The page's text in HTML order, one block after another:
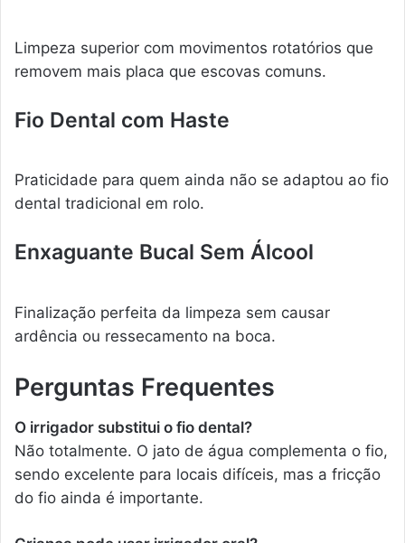
Limpeza superior com movimentos rotatórios que
removem mais placa que escovas comuns.
Fio Dental com Haste
Praticidade para quem ainda não se adaptou ao fio
dental tradicional em rolo.
Enxaguante Bucal Sem Álcool
Finalização perfeita da limpeza sem causar
ardência ou ressecamento na boca.
Perguntas Frequentes
O irrigador substitui o fio dental?
Não totalmente. O jato de água complementa o fio,
sendo excelente para locais difíceis, mas a fricção
do fio ainda é importante.